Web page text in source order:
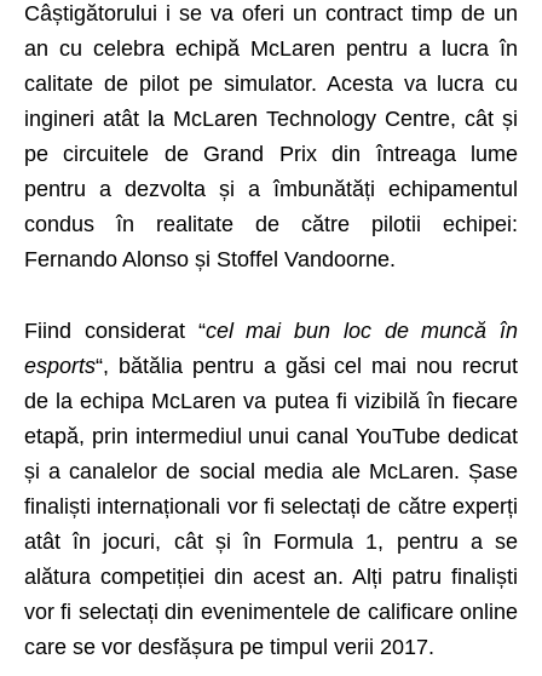
Câștigătorului i se va oferi un contract timp de un
an cu celebra echipă McLaren pentru a lucra în
calitate de pilot pe simulator. Acesta va lucra cu
ingineri atât la McLaren Technology Centre, cât și
pe circuitele de Grand Prix din întreaga lume
pentru a dezvolta și a îmbunătăți echipamentul
condus în realitate de către pilotii echipei:
Fernando Alonso și Stoffel Vandoorne.
Fiind considerat “cel mai bun loc de muncă în
esports“, bătălia pentru a găsi cel mai nou recrut
de la echipa McLaren va putea fi vizibilă în fiecare
etapă, prin intermediul unui canal YouTube dedicat
și a canalelor de social media ale McLaren. Șase
finaliști internaționali vor fi selectați de către experți
atât în ​​jocuri, cât și în Formula 1, pentru a se
alătura competiției din acest an. Alți patru finaliști
vor fi selectați din evenimentele de calificare online
care se vor desfășura pe timpul verii 2017.